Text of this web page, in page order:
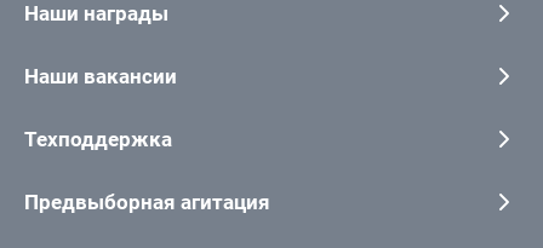
Наши награды
Наши вакансии
Техподдержка
Предвыборная агитация